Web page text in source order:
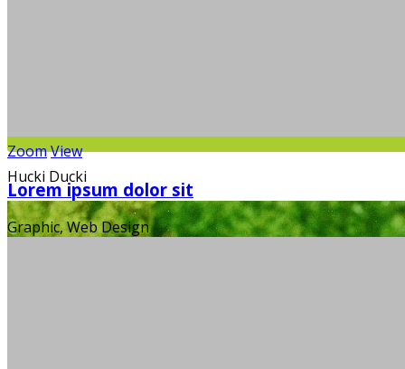
Hucki Ducki
ZoomView
Lorem ipsum dolor sit
Graphic, Web Design